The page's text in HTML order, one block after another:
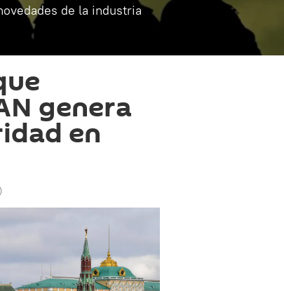
de la industria
genera
en
)